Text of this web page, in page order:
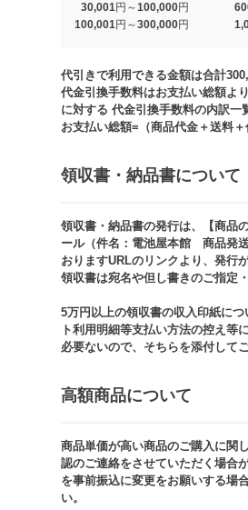
30,001円～100,000円
100,001円～300,000円
代引きで利用できる金額は合計
代金引換手数料はお支払い総額よ
に対する 代金引換手数料の内訳一
お支払い総額=（商品代金＋送料＋
領収書・納品書について​
領収書・納品書の発行は、【商品
ール（件名：電池屋本館 商品発
おりますURLのリンクより、発行
領収書は宛名や但し書きのご指定
5万円以上の領収書の収入印紙に
ト利用明細等支払い方法の控え等
必要ないので、そちらを添付して
高額商品について​
商品単価が高い商品のご購入に関
認のご連絡をさせていただく場合
を事前振込に変更をお願いする場
い。​